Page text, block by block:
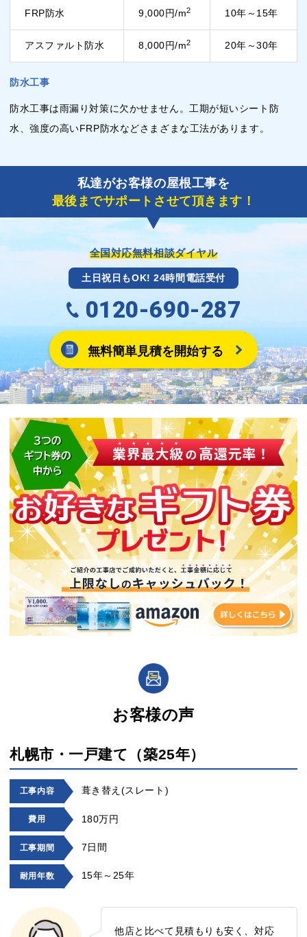
FRP防水 9,000円/m2 10年～15年
アスファルト防水 8,000円/m2 20年～30年
防水工事
防水工事は雨漏り対策に欠かせません。工期が短いシート防
水、強度の高いFRP防水などさまざまな工法があります。
私達がお客様の屋根工事を
最後までサポートさせて頂きます！
全国対応無料相談ダイヤル
土日祝日もOK! 24時間電話受付
0120-690-287
無料簡単見積を開始する
お客様の声
札幌市・一戸建て（築25年）
工事内容 葺き替え(スレート)
費用 180万円
工事期間 7日間
耐用年数 15年～25年
他店と比べて見積もりも安く、対応